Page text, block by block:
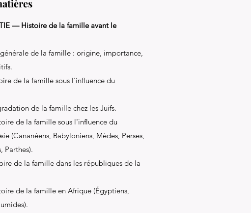
— Histoire de la famille avant le
de la famille : origine, importance,
de la famille sous l'influence du
de la famille chez les Juifs.
de la famille sous l'influence du
(Cananéens, Babyloniens, Mèdes, Perses,
Parthes).
de la famille dans les républiques de la
de la famille en Afrique (Égyptiens,